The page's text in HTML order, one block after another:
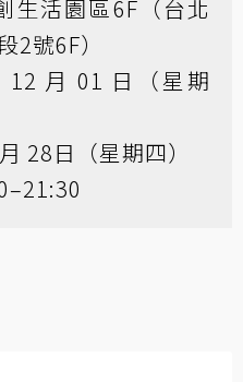
生活園區6F（台北
號6F）
月 01 日（星期
28日（星期四）